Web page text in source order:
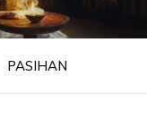
PASIHAN